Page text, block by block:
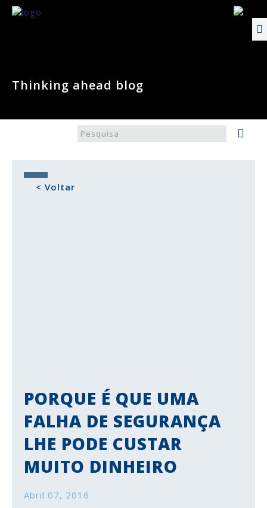
Thinking ahead blog
< Voltar
PORQUE É QUE UMA
FALHA DE SEGURANÇA
LHE PODE CUSTAR
MUITO DINHEIRO
Abril 07, 2016